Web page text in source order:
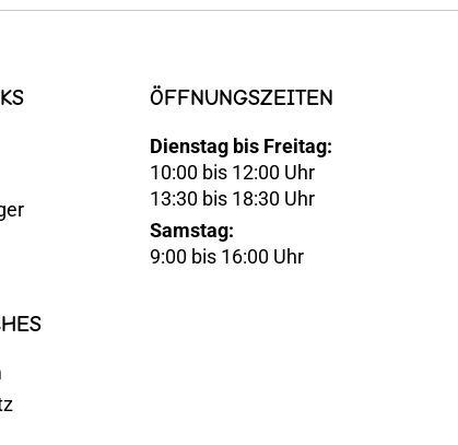
ÖFFNUNGSZEITEN
Dienstag bis Freitag:
10:00 bis 12:00 Uhr
13:30 bis 18:30 Uhr
Samstag:
9:00 bis 16:00 Uhr